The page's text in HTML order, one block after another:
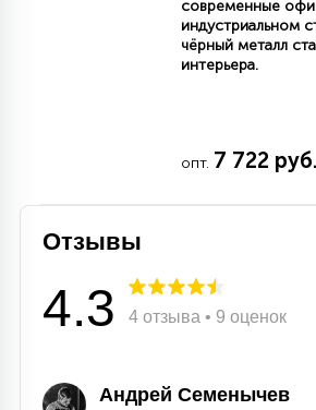
С УПРАВЛЕНИЕМ
современные
индустриальном
чёрный металл
интерьера.
опт. 7 722 руб.
Отзывы
4.3 4 отзыва • 9 оценок
Андрей Семенычев